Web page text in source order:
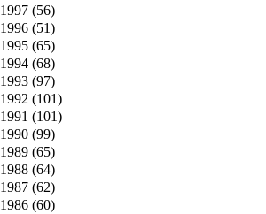
1997 (56)
1996 (51)
1995 (65)
1994 (68)
1993 (97)
1992 (101)
1991 (101)
1990 (99)
1989 (65)
1988 (64)
1987 (62)
1986 (60)